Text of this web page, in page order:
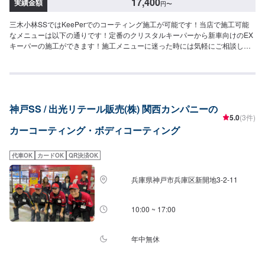
⚪︎施工価格（車サイズ）72,200円（SSサイズ）79,900円（Sサイズ）87,600
サイズ）※1ヶ月無料点検洗車のサービスがございます。詳細は来店時スタッ
フまでお尋ねください。＜＜コーティングオプション＞＞◉鉄粉取り（軽度の
場合）ザラついた鉄粉を取り除きます。⚪︎施工価格（車サイズ）2,750円
4,180円（LLサイズ）4,730円（XLサイズ）◉ピッチ除去（作業時間：15
能）＜＜サイドメニュー＞＞◉樹脂フェンダーキーパー（作業時間：50分〜）
無塗装樹脂パーツをコートし色あせを防ぎ汚れから守ります。12,200円車種
によって値段が変わります。◉ホイールクリーニング（作業時間：10分〜）
2,200円◉ホイールコーティング分厚いガラス被膜でホイールをしっかり守り
（〜15インチ）11,800円（16〜19インチ）13,900円（20インチ〜）【ダブ
ル】（作業時間：2時間〜）分厚い2層のガラス被膜15,500円（〜15インチ）
17,600円（16〜19インチ）20,900円（20インチ〜）※作業時間は効果時間も
含みます。
実績金額 円〜
三木小林SSではKeePerでのコーティング施工が可能です！当店で施工可能
なメニューは以下の通りです！定番のクリスタルキーパーから新車向けのEX
キーパーの施工ができます！施工メニューに迷った時には気軽にご相談して
ーパー（作業時間：1時間30分〜3時間）＞一年に一回の施工で愛車の輝きを
32,900円（XLサイズ）＜フレッシュキーパー（作業時間：2時間）＞汚れの
密着を防ぐ独特な防汚能力を持つコーティングです。青空駐車でも綺麗を保
つ！ノーメンテで1年耐久！⚪︎施工価格（車サイズ）27,400円（SSサイズ）
（LLサイズ）42,900円（XLサイズ）＜ダイヤモンドキーパー（作業時間：
3〜8時間）＞人気メニュー！二層コーティングで塗装の色をより濃く透明な
艶を加える！ノーメンテで3年耐久！（メンテありで5年耐久）⚪︎施工価格
（車サイズ）49,900円（SSサイズ）55,100円（Sサイズ）60,400円（Mサイ
ズ）64,400円（Lサイズ）70,900円（LLサイズ）90,700円（XLサイズ）＜ダ
ブルダイヤモンドキーパー（作業時間：4時間〜1日）＞ダイヤモンドキーパ
ーの下部のレジン被膜を2層重ねた三層コーティング！ノーメンテで3年耐
ズ）79,900円（Sサイズ）87,600円（Mサイズ）93,200円（Lサイズ）
神戸SS / 出光リテール販売(株) 関西カンパニーの
カーコーティング・ボディコーティング
5.0(3件)
代車OK カードOK QR決済OK
兵庫県神戸市兵庫区新開地3-2-11
10:00 ~ 17:00
年中無休